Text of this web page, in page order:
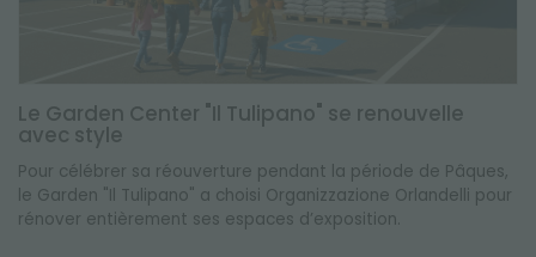
Le Garden Center "Il Tulipano" se renouvelle
avec style
Pour célébrer sa réouverture pendant la période de Pâques,
le Garden "Il Tulipano" a choisi Organizzazione Orlandelli pour
rénover entièrement ses espaces d’exposition.